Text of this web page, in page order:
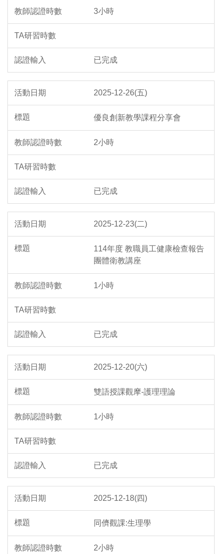
3小時
已完成
2025-12-26(五)
優良創新教學課程分享會
2小時
已完成
2025-12-23(二)
114年度 教職員工健康檢查報告
團體衛教講座
1小時
已完成
2025-12-20(六)
雙語授課觀摩-護理理論
1小時
已完成
2025-12-18(四)
同儕觀課:生理學
2小時